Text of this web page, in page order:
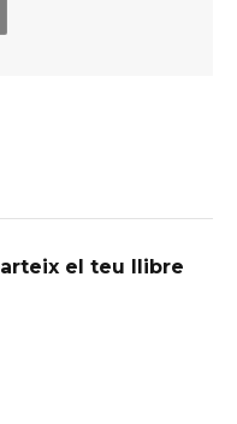
el teu llibre